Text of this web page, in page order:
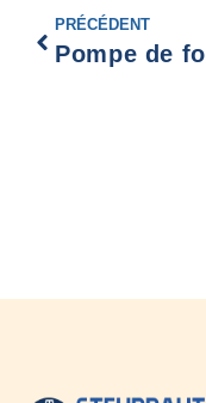
PRÉCÉDENT